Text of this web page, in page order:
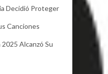
Decidió Proteger
Canciones
Alcanzó Su